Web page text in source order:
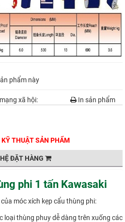
phẩm này
In sản phẩm
xã hội:
THUẬT SẢN PHẨM
ĐẶT HÀNG
phi 1 tấn Kawasaki
móc xích kẹp cẩu thùng phi:
loại thùng phuy dễ dàng trên xuống các